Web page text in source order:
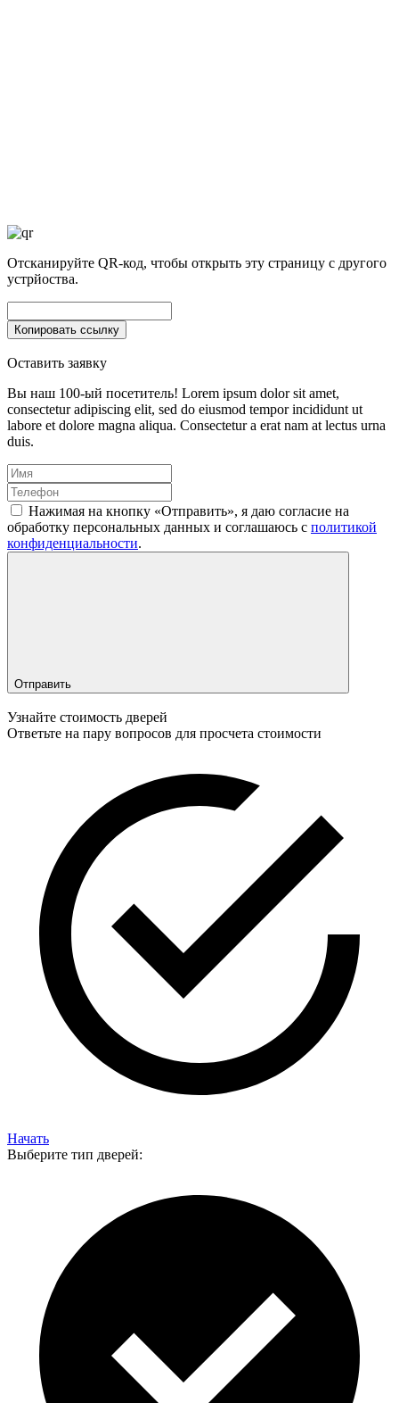
Отсканируйте QR-код, чтобы открыть эту страницу с другого
устрйоства.
Оставить заявку
Вы наш 100-ый посетитель! Lorem ipsum dolor sit amet,
consectetur adipiscing elit, sed do eiusmod tempor incididunt ut
labore et dolore magna aliqua. Consectetur a erat nam at lectus urna
duis.
Нажимая на кнопку «Отправить», я даю согласие на
обработку персональных данных и соглашаюсь c политикой
конфиденциальности.
Отправить
Узнайте стоимость дверей
Ответьте на пару вопросов для просчета стоимости
Начать
Выберите тип дверей: